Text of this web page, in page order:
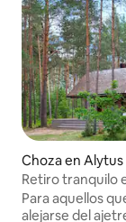
Choza en Alytus
Retiro tranquilo
de cedro y
Para aquellos
alejarse del